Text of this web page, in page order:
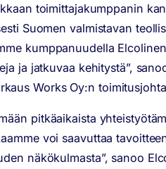
toimittajakumppanin
Suomen valmistavan
kumppanuudella
ja jatkuvaa kehitystä”,
Works Oy:n
pitkäaikaista
voi saavuttaa
näkökulmasta”, sanoo